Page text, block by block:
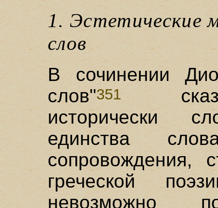
1. Эстетические
слов
В сочинении
слов"351
исторически
единства
сопровождения,
греческой
невозможно